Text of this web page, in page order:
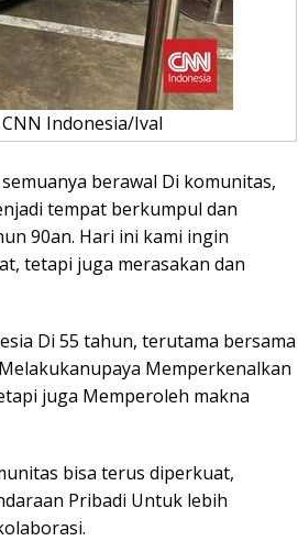
Indonesia/Ival
berawal Di komunitas,
tempat berkumpul dan
90an. Hari ini kami ingin
tetapi juga merasakan dan
Di 55 tahun, terutama bersama
Memperkenalkan
juga Memperoleh makna
bisa terus diperkuat,
Pribadi Untuk lebih